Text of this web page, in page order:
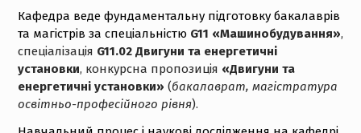
Кафедра веде фундаментальну підготовку бакалаврів
та магістрів за спеціальністю G11 «Машинобудування»,
спеціалізація G11.02 Двигуни та енергетичні
установки, конкурсна пропозиція «Двигуни та
енергетичні установки» (бакалаврат, магістратура
освітньо-професійного рівня).